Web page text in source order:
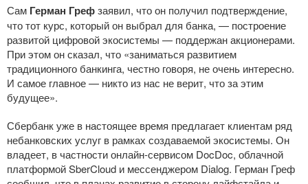
Сам Герман Грефзаявил, что он получил подтверждение,
что тот курс, который он выбрал для банка, — построение
развитой цифровой экосистемы — поддержан акционерами.
При этом он сказал, что «заниматься развитием
традиционного банкинга, честно говоря, не очень интересно.
И самое главное — никто из нас не верит, что за этим
будущее».
Сбербанк уже в настоящее время предлагает клиентам ряд
небанковских услуг в рамках создаваемой экосистемы. Он
владеет, в частностионлайн-сервисом DocDoc, облачной
платформой SberCloud и мессенджером Dialog. Герман Греф